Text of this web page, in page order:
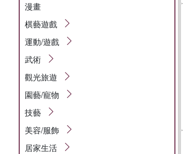
漫畫
棋藝遊戲
運動/遊戲
武術
觀光旅遊
園藝/寵物
技藝
美容/服飾
居家生活